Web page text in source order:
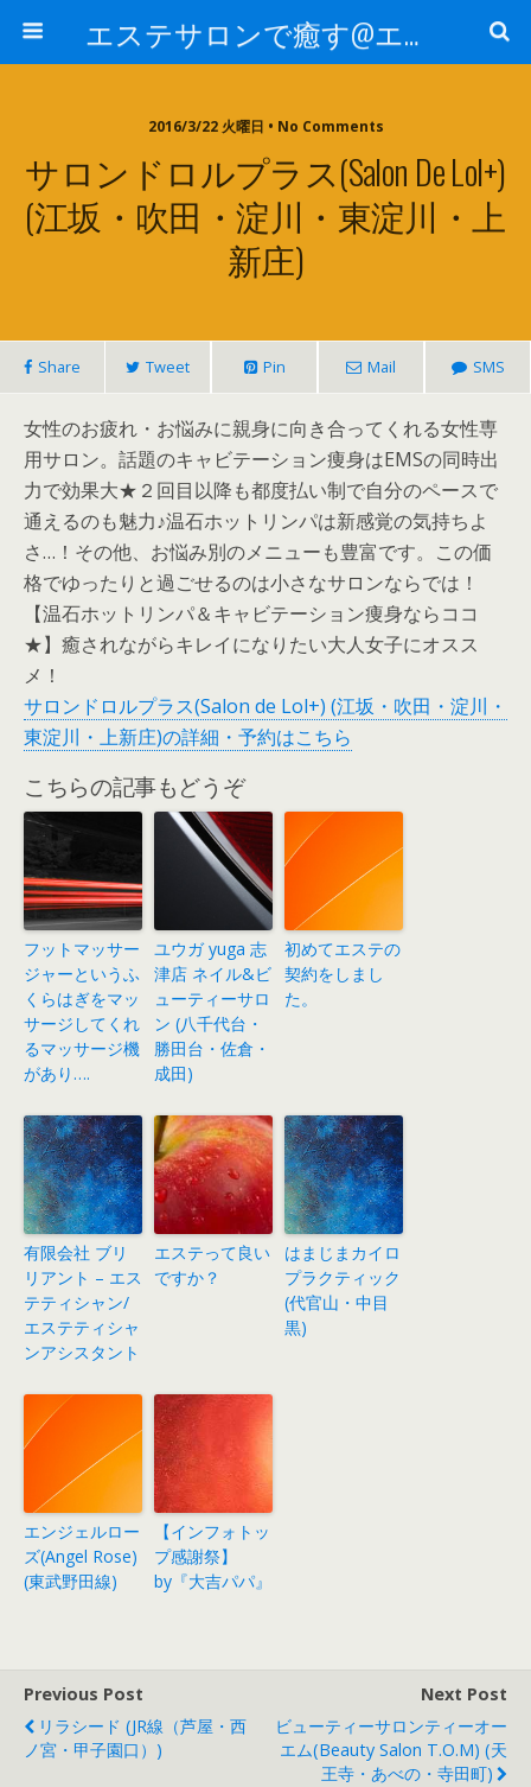
エステサロンで癒す@エステ～全国エステ情報
2016/3/22 火曜日 • No Comments
サロンドロルプラス(Salon De Lol+)
(江坂・吹田・淀川・東淀川・上
新庄)
Share Tweet Pin Mail SMS
女性のお疲れ・お悩みに親身に向き合ってくれる女性専
用サロン。話題のキャビテーション痩身はEMSの同時出
力で効果大★２回目以降も都度払い制で自分のペースで
通えるのも魅力♪温石ホットリンパは新感覚の気持ちよ
さ…！その他、お悩み別のメニューも豊富です。この価
格でゆったりと過ごせるのは小さなサロンならでは！
【温石ホットリンパ＆キャビテーション痩身ならココ
★】癒されながらキレイになりたい大人女子にオスス
メ！
サロンドロルプラス(Salon de Lol+) (江坂・吹田・淀川・
東淀川・上新庄)の詳細・予約はこちら
こちらの記事もどうぞ
フットマッサー
ジャーというふ
くらはぎをマッ
サージしてくれ
るマッサージ機
があり….
ユウガ yuga 志
津店 ネイル&ビ
ューティーサロ
ン (八千代台・
勝田台・佐倉・
成田)
初めてエステの
契約をしまし
た。
有限会社 ブリ
リアント – エス
テティシャン/
エステティシャ
ンアシスタント
エステって良い
ですか？
はまじまカイロ
プラクティック
(代官山・中目
黒)
エンジェルロー
ズ(Angel Rose)
(東武野田線)
【インフォトッ
プ感謝祭】
by『大吉パパ』
Previous Post
リラシード (JR線（芦屋・西
ノ宮・甲子園口）)
Next Post
ビューティーサロンティーオー
エム(Beauty Salon T.O.M) (天
王寺・あべの・寺田町)